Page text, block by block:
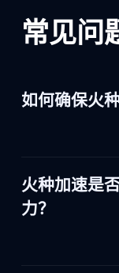
常见问
如何确保火
置、网络运营商
度始终领先。
火种加速是
力？